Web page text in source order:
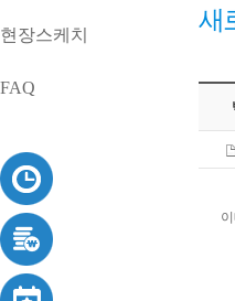
현장스케치
FAQ
새